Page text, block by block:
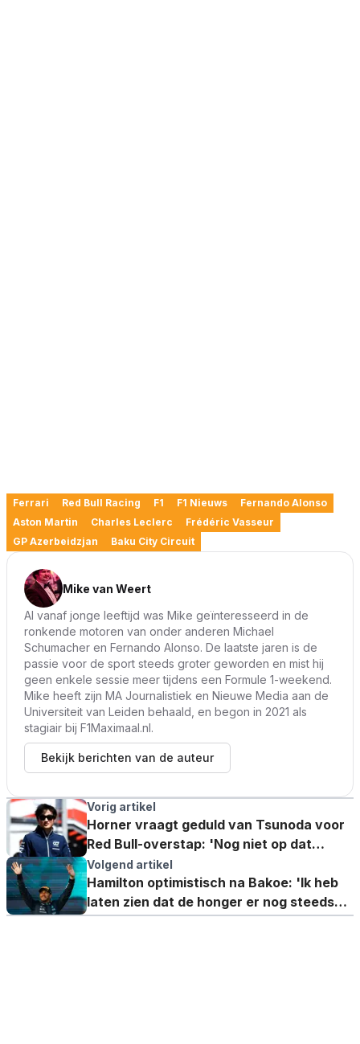
Ferrari Red Bull Racing F1 F1 Nieuws
Fernando Alonso
Aston Martin
Charles Leclerc
Frédéric Vasseur
GP Azerbeidzjan
Baku City Circuit
Mike van Weert
Al vanaf jonge leeftijd was Mike geïnteresseerd in de
ronkende motoren van onder anderen Michael
Schumacher en Fernando Alonso. De laatste jaren is de
passie voor de sport steeds groter geworden en mist hij
geen enkele sessie meer tijdens een Formule 1-weekend.
Mike heeft zijn MA Journalistiek en Nieuwe Media aan de
Universiteit van Leiden behaald, en begon in 2021 als
stagiair bij F1Maximaal.nl.
Bekijk berichten van de auteur
Vorig artikel
Horner vraagt geduld van Tsunoda voor
Red Bull-overstap: 'Nog niet op dat
niveau'
Volgend artikel
Hamilton optimistisch na Bakoe: 'Ik heb
laten zien dat de honger er nog steeds
zit'